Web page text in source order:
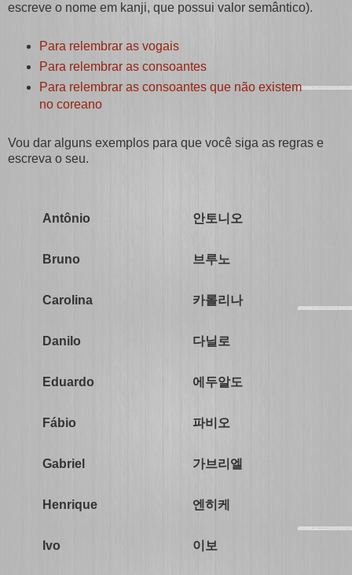
escreve o nome em kanji, que possui valor semântico).
Para relembrar as vogais
Para relembrar as consoantes
Para relembrar as consoantes que não existem
no coreano
Vou dar alguns exemplos para que você siga as regras e
escreva o seu.
Antônio 안토니오
Bruno 브루노
Carolina 카롤리나
Danilo 다닐로
Eduardo 에두알도
Fábio 파비오
Gabriel 가브리엘
Henrique 엔히케
Ivo 이보